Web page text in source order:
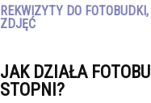
REKWIZYTY DO
ZDJĘĆ
JAK DZIAŁA
STOPNI?